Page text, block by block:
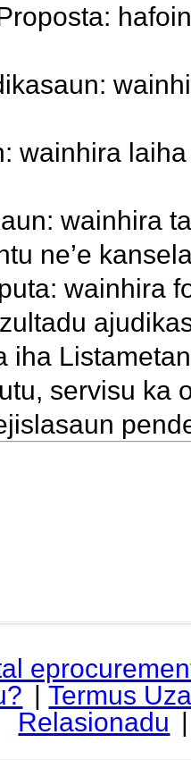
wainhira
wainhira
ne’e
wainhira
iha
servisu ka
|Termus
Relasionadu